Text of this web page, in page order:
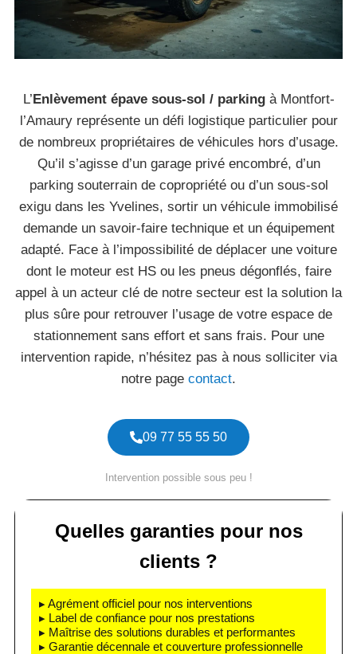
L’Enlèvement épave sous-sol / parkingà Montfort-
l’Amaury représente un défi logistique particulier pour
de nombreux propriétaires de véhicules hors d’usage.
Qu’il s’agisse d’un garage privé encombré, d’un
parking souterrain de copropriété ou d’un sous-sol
exigu dans les Yvelines, sortir un véhicule immobilisé
demande un savoir-faire technique et un équipement
adapté. Face à l’impossibilité de déplacer une voiture
dont le moteur est HS ou les pneus dégonflés, faire
appel à un acteur clé de notre secteur est la solution la
plus sûre pour retrouver l’usage de votre espace de
stationnement sans effort et sans frais. Pour une
intervention rapide, n’hésitez pas à nous solliciter via
notre page contact.
09 77 55 55 50
Intervention possible sous peu !
Quelles garanties pour nos
clients ?
▸ Agrément officiel pour nos interventions
▸ Label de confiance pour nos prestations
▸ Maîtrise des solutions durables et performantes
▸ Garantie décennale et couverture professionnelle